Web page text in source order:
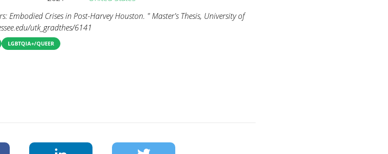
Embodied Crises in Post-Harvey Houston. " Master's Thesis, University of
utk_gradthes/6141
LGBTQIA+/QUEER